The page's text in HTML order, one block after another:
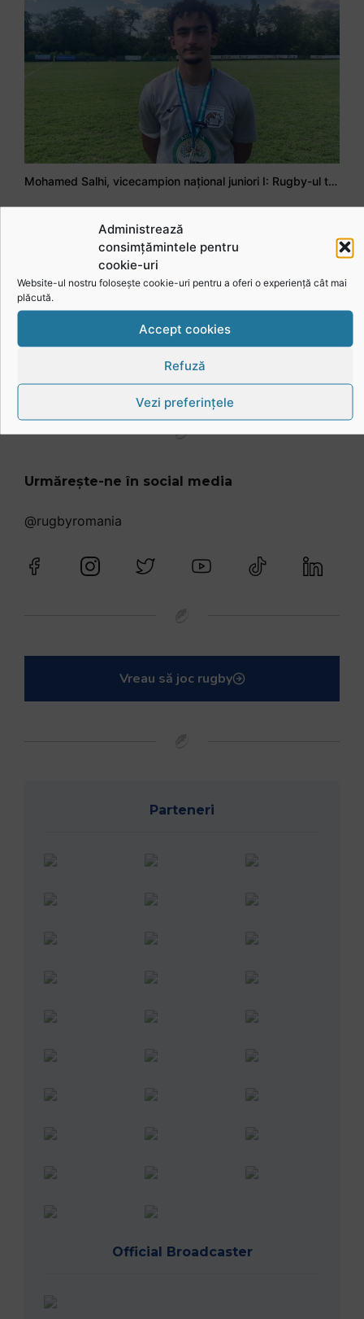
Administrează
consimțămintele pentru
cookie-uri
Website-ul nostru folosește cookie-uri pentru a oferi o experiență cât mai
plăcută.
Accept cookies
Refuză
Vezi preferințele
Mohamed Salhi, vicecampion național juniori I: Rugby-ul te învață să accepți și înfrângerile
Vezi toate videoclipurile
Urmărește-ne în social media
@rugbyromania
Vreau să joc rugby
Parteneri
Official Broadcaster